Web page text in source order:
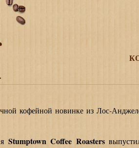
кофейной новинке из Лос-
Stumptown Coffee Roasters